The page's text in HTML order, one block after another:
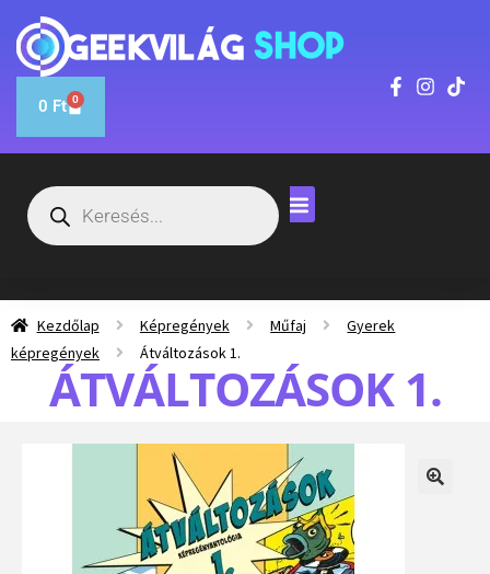
0 Ft 0
Kezdőlap Képregények Műfaj
Gyerek
képregények
Átváltozások 1.
ÁTVÁLTOZÁSOK 1.